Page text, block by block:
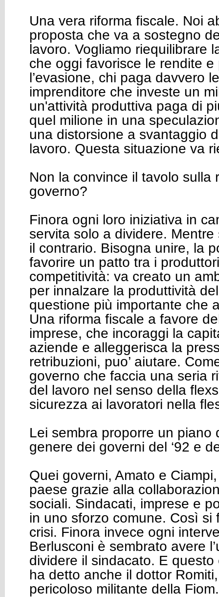
Una vera riforma fiscale. Noi
proposta che va a sostegno
lavoro. Vogliamo riequilibrare
che oggi favorisce le rendite
l’evasione, chi paga davvero
imprenditore che investe un
un'attività produttiva paga di
quel milione in una
una distorsione a svantaggio
lavoro. Questa situazione va
Non la convince il tavolo sulla
governo?
Finora ogni loro iniziativa in
servita solo a dividere.
il contrario. Bisogna unire, la
favorire un patto tra i
competitività: va creato un
per innalzare la produttività
questione più importante che
Una riforma fiscale a favore
imprese, che incoraggi la
aziende e alleggerisca la
retribuzioni, puo’ aiutare.
governo che faccia una seria
del lavoro nel senso della
sicurezza ai lavoratori nella
Lei sembra proporre un piano
genere dei governi del ‘92 e
Quei governi, Amato e
paese grazie alla
sociali. Sindacati, imprese e
in uno sforzo comune. Così si
crisi. Finora invece ogni
Berlusconi è sembrato avere
dividere il sindacato. E
ha detto anche il dottor
pericoloso militante della Fiom.